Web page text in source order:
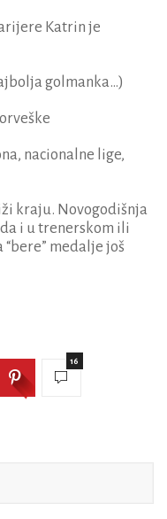
Katrin je
golmanka…)
nacionalne lige,
kraju. Novogodišnja
i u trenerskom ili
medalje još
16